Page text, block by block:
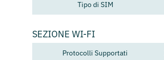
Tipo di SIM
SEZIONE WI-FI
Protocolli Supportati